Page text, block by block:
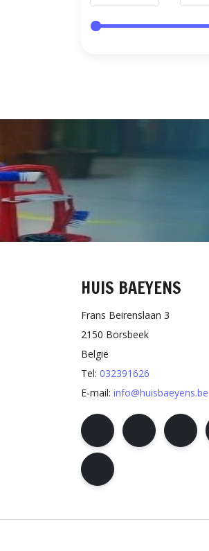
HUIS BAEYENS
Frans Beirenslaan 3
2150 Borsbeek
België
Tel: 032391626
E-mail: info@huisbaeyens.be